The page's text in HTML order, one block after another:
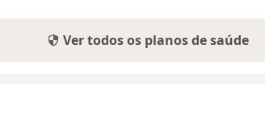
Ver todos os planos de saúde